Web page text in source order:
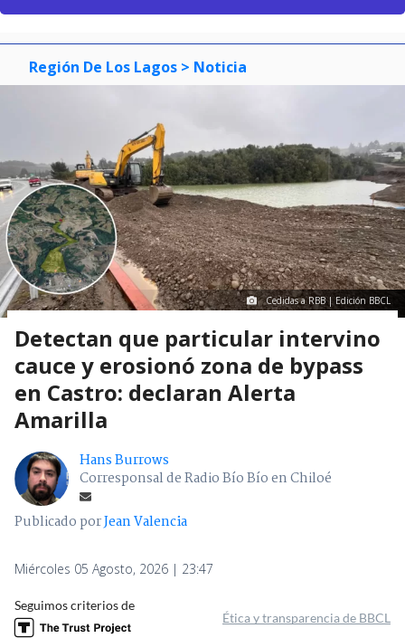
Región De Los Lagos > Noticia
Cedidas a RBB | Edición BBCL
Detectan que particular intervino
cauce y erosionó zona de bypass
en Castro: declaran Alerta
Amarilla
Hans Burrows
Corresponsal de Radio Bío Bío en Chiloé
Publicado porJean Valencia
Miércoles 05 Agosto, 2026 | 23:47
Seguimos criterios de
Ética y transparencia de BBCL